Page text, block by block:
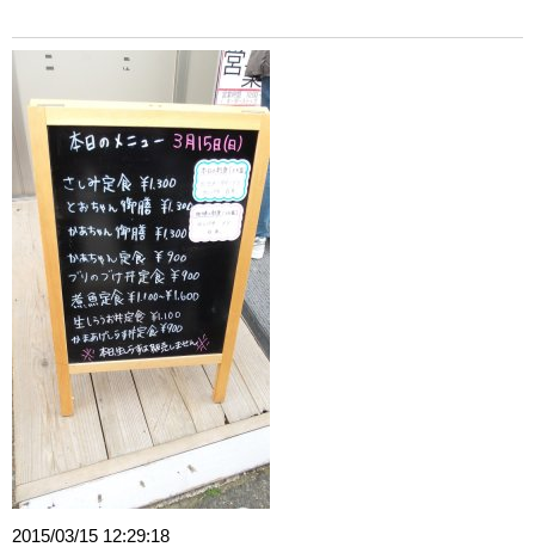
2015/03/15 12:29:18